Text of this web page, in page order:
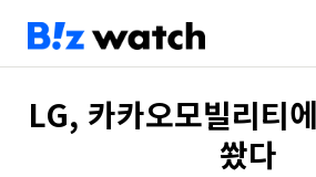
LG, 카카오모빌리티
쐈다